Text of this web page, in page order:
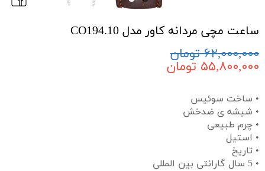
ساعت مچی مردانه کاور مدل CO194.10
۶۲,۰۰۰,۰۰۰ تومان
۵۵,۸۰۰,۰۰۰ تومان
• ساخت سوئیس
• شیشه ی ضدخش
• چرم طبیعی
• استیل
• تاریخ
• 5 سال گارانتی بین المللی